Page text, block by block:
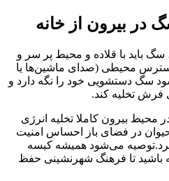
بیرون از خانه
سگ باید با قلاده و محیط پر سر و
محیطی (صدای ماشین‌ها یا
سگ دستشویی خود را نگه دارد و
تخلیه کند.
در محیط بیرون کاملا تخلیه انرژی
در فضای باز احساس امنیت
کرد.توصیه می‌شود همیشه کیسه
باشید تا فرهنگ شهرنشینی حفظ